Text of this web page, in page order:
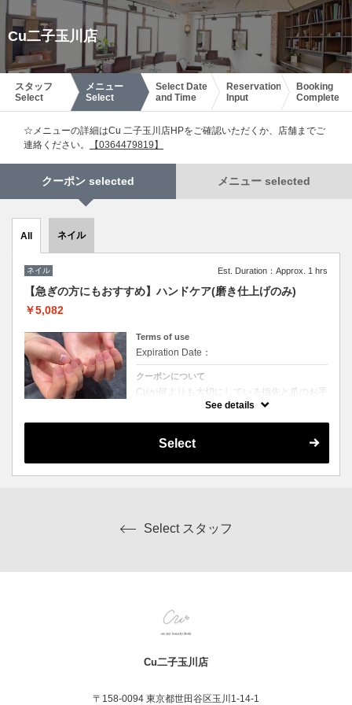
Cu二子玉川店
スタッフ
Select
メニュー
Select
Select Date
and Time
Reservation
Input
Booking
Complete
☆メニューの詳細はCu 二子玉川店HPをご確認いただくか、店舗までご
連絡ください。
【0364479819】
クーポン selected メニュー selected
All ネイル
ネイル Est. Duration：Approx. 1 hrs
【急ぎの方にもおすすめ】ハンドケア(磨き仕上げのみ)
￥5,082
Terms of use
Expiration Date：
クーポンについて
Cuが何よりも大切にしている指先と爪のお手
入れ。丁寧なウォーターケアとukaネイルオ
げは磨き仕上げになります。
See details
Select
Select スタッフ
Cu二子玉川店
〒158-0094 東京都世田谷区玉川1-14-1